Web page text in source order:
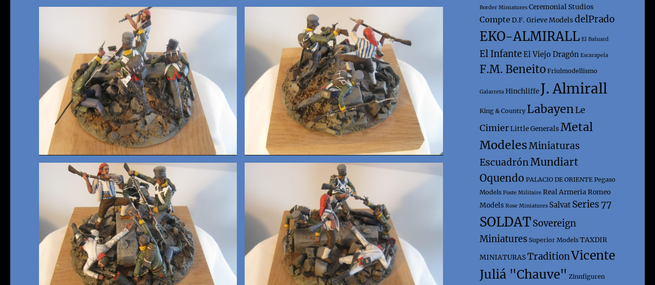
Border Miniatures Ceremonial Studios
CompteD.F. Grieve ModelsdelPrado
EKO-ALMIRALL El Baluard
El InfanteEl Viejo Dragón Escarapela
F.M. Beneito Friulmodellismo
Galarreta Hinchliffe J. Almirall
King & Country LabayenLe
CimierLittle GeneralsMetal
Modeles Miniaturas
Escuadrón Mundiart
Oquendo PALACIO DE ORIENTE Pegaso
Models Poste Militaire Real ArmeriaRomeo
Models Rose Miniatures Salvat Series 77
SOLDATSovereign
Miniatures Superior Models TAXDIR
MINIATURASTraditionVicente
Juliá "Chauve" Zinnfiguren